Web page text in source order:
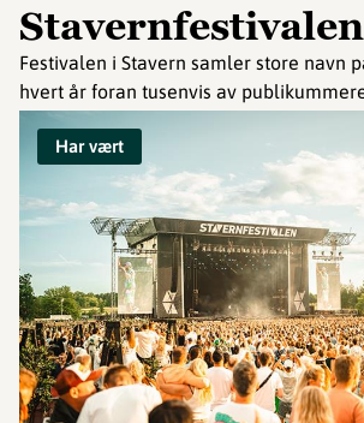
Stavernfestivalen
Festivalen i Stavern samler store navn
hvert år foran tusenvis av
Har vært